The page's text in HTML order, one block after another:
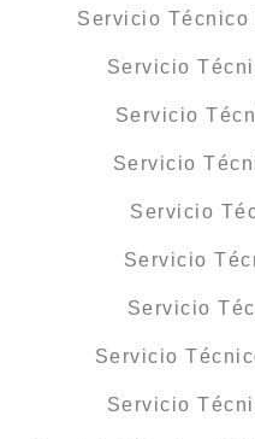
Servicio Técnico
Servicio
Servicio
Servicio
Servicio
Servicio
Servicio
Servicio
Servicio